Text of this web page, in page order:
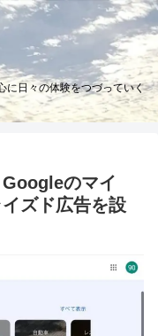
に日々の体験をつづっていく
のマイ
ズド広告を設